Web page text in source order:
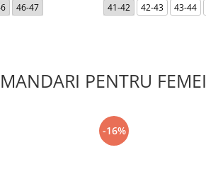
46-47
41-42
42-43 43-44
PENTRU FEMEI
-16%